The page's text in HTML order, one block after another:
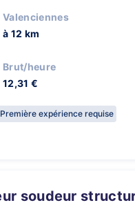
Valenciennes
à 12 km
Brut/heure
12,31 €
Première expérience requise